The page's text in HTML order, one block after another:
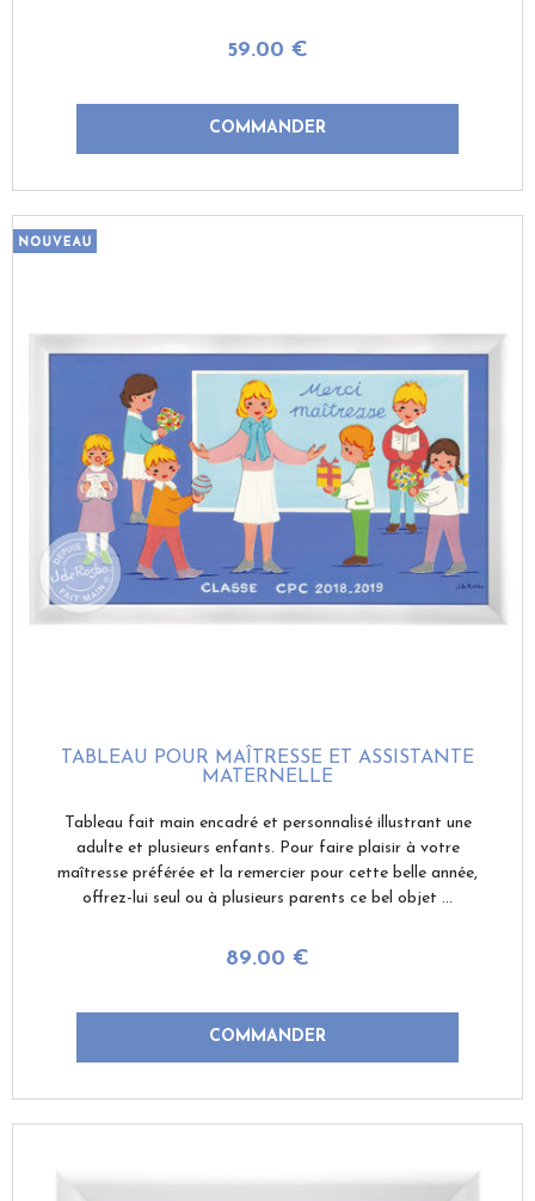
59.00 €
TABLEAU POUR MAÎTRESSE ET ASSISTANTE
MATERNELLE
89.00 €
Tableau fait main encadré et personnalisé illustrant une
adulte et plusieurs enfants. Pour faire plaisir à votre
maîtresse préférée et la remercier pour cette belle année,
offrez-lui seul ou à plusieurs parents ce bel objet ...